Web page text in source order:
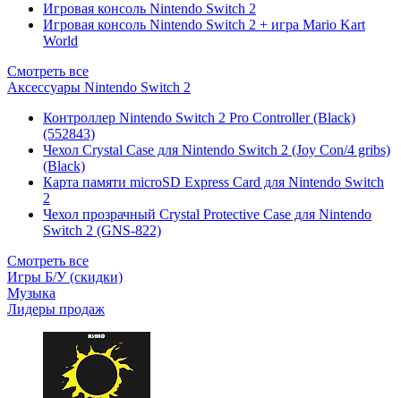
Игровая консоль Nintendo Switch 2
Игровая консоль Nintendo Switch 2 + игра Mario Kart
World
Смотреть все
Аксессуары Nintendo Switch 2
Контроллер Nintendo Switch 2 Pro Controller (Black)
(552843)
Чехол Сrystal Сase для Nintendo Switch 2 (Joy Con/4 gribs)
(Black)
Карта памяти microSD Express Card для Nintendo Switch
2
Чехол прозрачный Crystal Protective Case для Nintendo
Switch 2 (GNS-822)
Смотреть все
Игры Б/У (скидки)
Музыка
Лидеры продаж